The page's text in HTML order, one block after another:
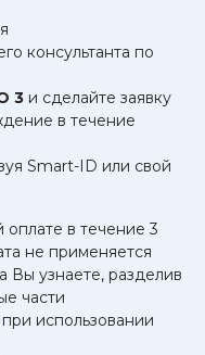
консультанта по
3 и сделайте заявку
в течение
Smart-ID или свой
в течение 3
не применяется
Вы узнаете, разделив
части
использовании